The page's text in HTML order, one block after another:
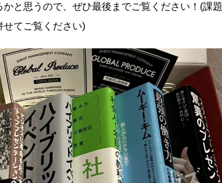
と思うので、ぜひ最後までご覧ください！(課題
せてご覧ください)